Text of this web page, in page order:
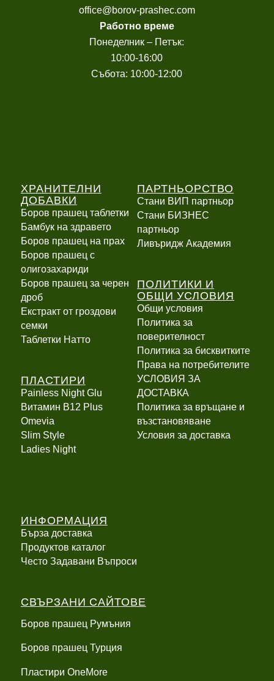
office@borov-prashec.com
Работно време
Понеделник – Петък:
10:00-16:00
Събота: 10:00-12:00
ХРАНИТЕЛНИ
ДОБАВКИ
Боров прашец таблетки
Бамбук на здравето
Боров прашец на прах
Боров прашец с
олигозахариди
Боров прашец за черен
дроб
Екстракт от гроздови
семки
Таблетки Натто
ПЛАСТИРИ
Painless Night Glu
Витамин B12 Plus
Оmevia
Slim Style
Ladies Night
ПАРТНЬОРСТВО
Стани ВИП партньор
Стани БИЗНЕС
партньор
Ливъридж Академия
ПОЛИТИКИ И
ОБЩИ УСЛОВИЯ
Общи условия
Политика за
поверителност
Политика за бисквитките
Права на потребителите
УСЛОВИЯ ЗА
ДОСТАВКА
Политика за връщане и
възстановяване
Условия за доставка
ИНФОРМАЦИЯ
Бърза доставка
Продуктов каталог
Често Задавани Въпроси
СВЪРЗАНИ САЙТОВЕ
Боров прашец Румъния
Боров прашец Турция
Пластири OneMore